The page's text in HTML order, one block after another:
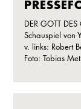
DER GOTT DES
Schauspiel von
v. links: Robert
Foto: Tobias